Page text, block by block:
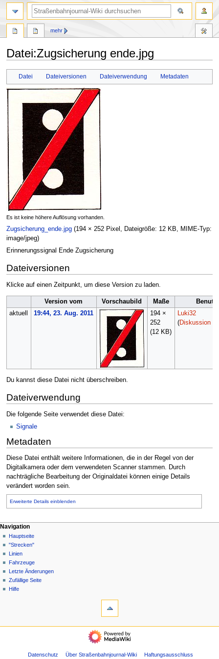
Datei:Zugsicherung ende.jpg
springen
springen
Datei Dateiversionen Dateiverwendung Metadaten
Es ist keine höhere Auflösung vorhanden.
Zugsicherung_ende.jpg (194 × 252 Pixel, Dateigröße: 12 KB, MIME-Typ:
image/jpeg)
Erinnerungssignal Ende Zugsicherung
Dateiversionen
Klicke auf einen Zeitpunkt, um diese Version zu laden.
Version vom Vorschaubild Maße
aktuell
19:44, 23. Aug. 2011
194 ×
252
(12 KB)
Luki32
(Diskussion|
Du kannst diese Datei nicht überschreiben.
Dateiverwendung
Die folgende Seite verwendet diese Datei:
Signale
Metadaten
Diese Datei enthält weitere Informationen, die in der Regel von der
Digitalkamera oder dem verwendeten Scanner stammen. Durch
nachträgliche Bearbeitung der Originaldatei können einige Details
verändert worden sein.
Erweiterte Details einblenden
N
a
v
g
a
n
Seitenaktionen
Datei
Diskussion
Lesen
Quelltext
anzeigen
Versionsgeschichte
mehr
Meine Werkzeuge
Anmelden
Navigation
Hauptseite
"Strecken"
Linien
Fahrzeuge
Letzte Änderungen
Zufällige Seite
Hilfe
Suche
verlinkten
Navigation
Datenschutz Über Straßenbahnjournal-Wiki Haftungsausschluss